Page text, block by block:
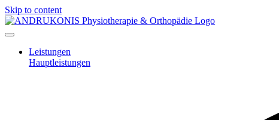
Skip to content
Leistungen
Hauptleistungen